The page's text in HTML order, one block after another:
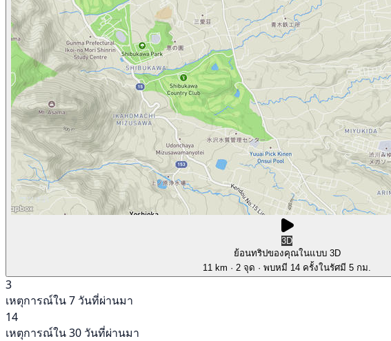
3D
ย้อนทริปของคุณในแบบ 3D
11 km · 2 จุด · พบหมี 14 ครั้งในรัศมี 5 กม.
3
เหตุการณ์ใน 7 วันที่ผ่านมา
14
เหตุการณ์ใน 30 วันที่ผ่านมา